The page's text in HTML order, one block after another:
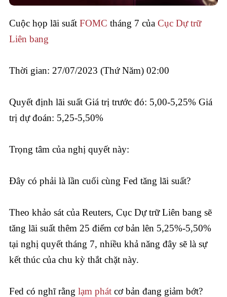
Cuộc họp lãi suất FOMC tháng 7 của Cục Dự trữ
Liên bang
Thời gian: 27/07/2023 (Thứ Năm) 02:00
Quyết định lãi suất Giá trị trước đó: 5,00-5,25% Giá
trị dự đoán: 5,25-5,50%
Trọng tâm của nghị quyết này:
Đây có phải là lần cuối cùng Fed tăng lãi suất?
Theo khảo sát của Reuters, Cục Dự trữ Liên bang sẽ
tăng lãi suất thêm 25 điểm cơ bản lên 5,25%-5,50%
tại nghị quyết tháng 7, nhiều khả năng đây sẽ là sự
kết thúc của chu kỳ thắt chặt này.
Fed có nghĩ rằng lạm phátcơ bản đang giảm bớt?